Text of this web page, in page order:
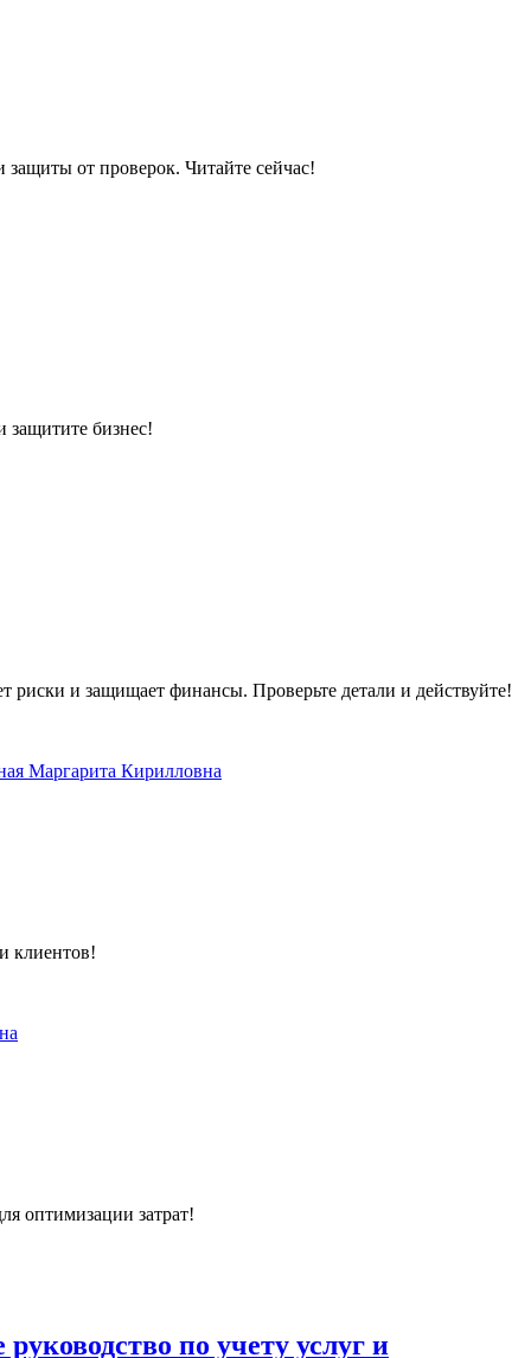
защиты от проверок. Читайте сейчас!
защитите бизнес!
риски и защищает финансы. Проверьте детали и действуйте!
клиентов!
оптимизации затрат!
по учету услуг и